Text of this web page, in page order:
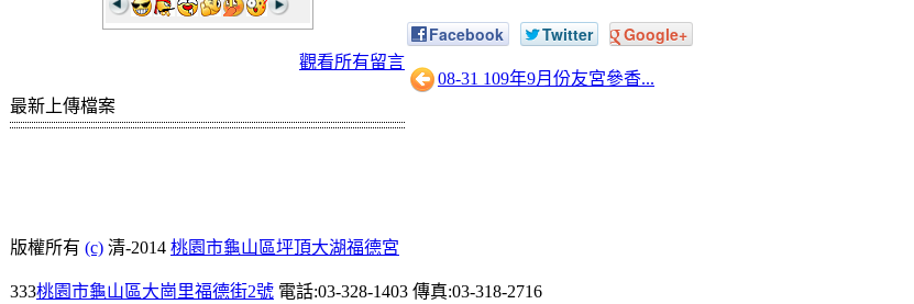
觀看所有留言
最新上傳檔案
Facebook Twitter Google+
08-31 109年9月份友宮參香...
版權所有 (c) 清-2014 桃園市龜山區坪頂大湖福德宮
333桃園市龜山區大崗里福德街2號 電話:03-328-1403 傳真:03-318-2716